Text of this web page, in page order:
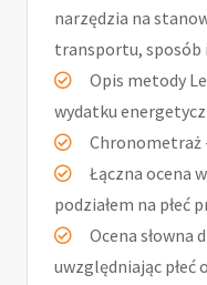
narzędzia na
transportu, sposób
Opis metody
wydatku
Chronometraż
Łączna ocena
podziałem na płeć
Ocena słowna
uwzględniając płeć